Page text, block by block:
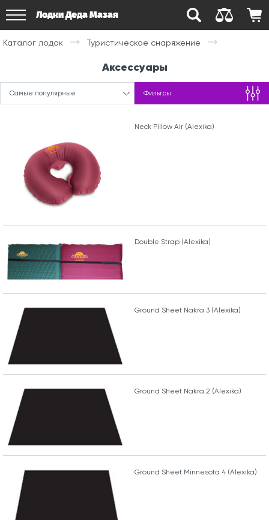
Лодки Деда Мазая
Каталог лодок Туристическое снаряжение
Аксессуары
Самые популярные Фильтры
Neck Pillow Air (Alexika)
Double Strap (Alexika)
Ground Sheet Nakra 3 (Alexika)
Ground Sheet Nakra 2 (Alexika)
Ground Sheet Minnesota 4 (Alexika)